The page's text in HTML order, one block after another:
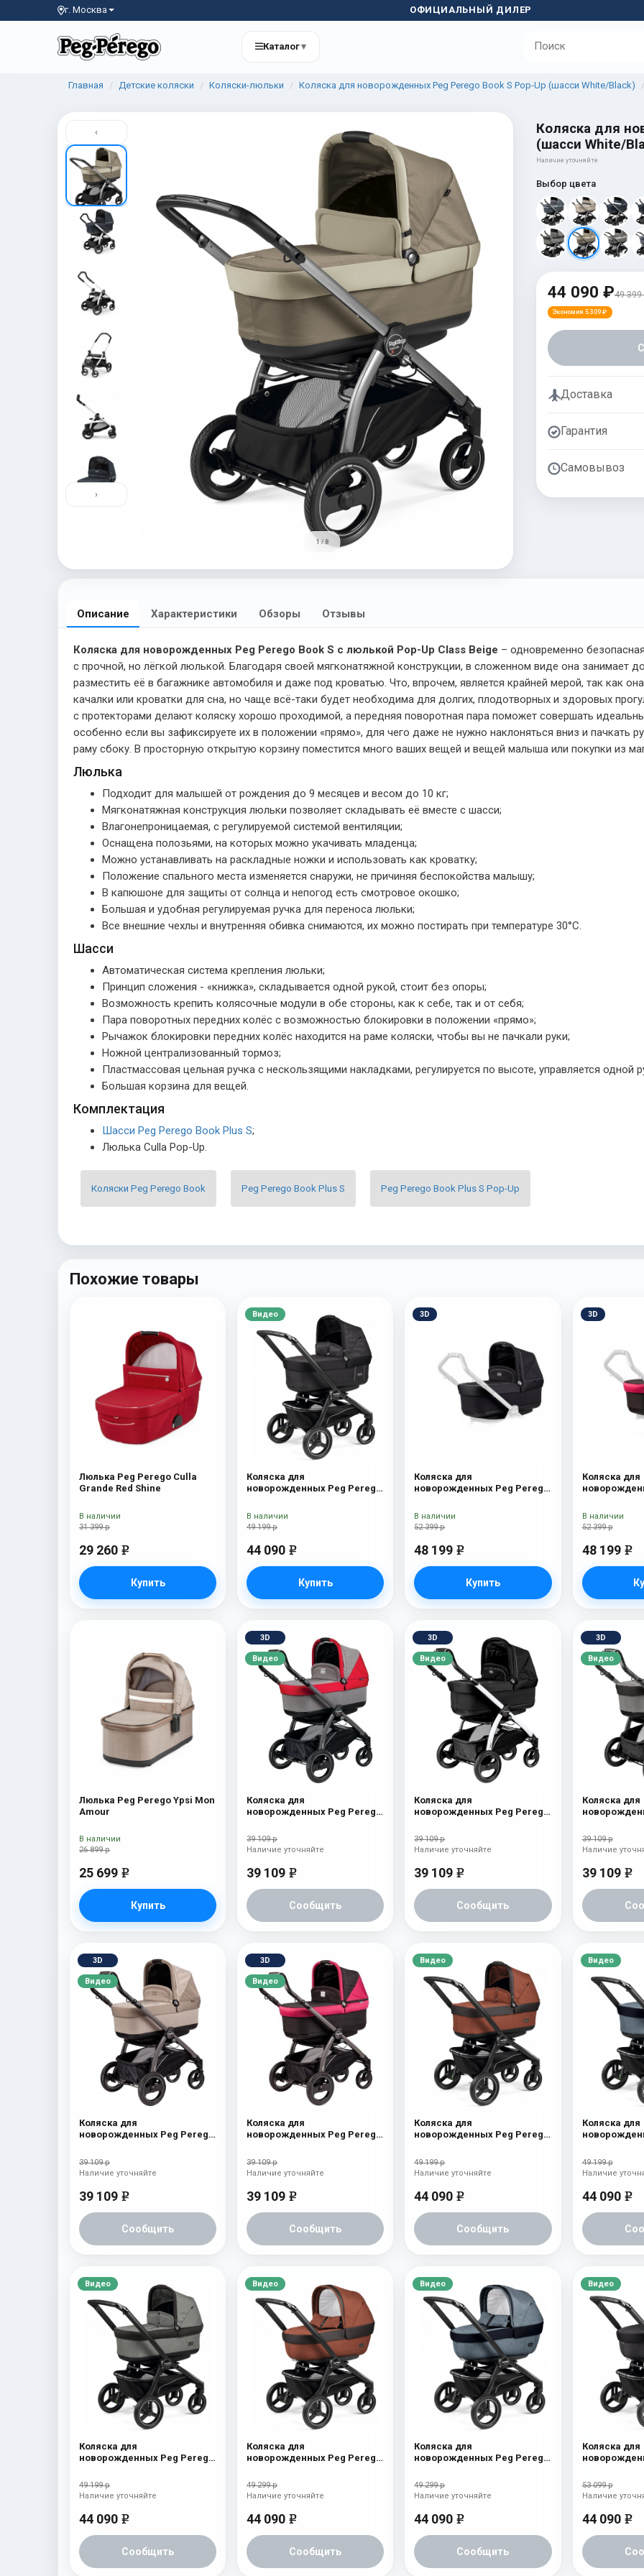
г. Москва ОФИЦИАЛЬНЫЙ ДИЛЕР
Каталог▾
Главная Детские коляски Коляски-люльки Коляска для новорожденных Peg Perego Book S Pop-Up (шасси White/Black)
‹
›
1 / 8
Коляска для
(шасси White/
Наличие уточняйте
Выбор цвета
44 090 ₽49 399
Экономия 5 309 ₽
Доставка
Гарантия
Самовывоз
Описание Характеристики Обзоры Отзывы
Коляска для новорожденных Peg Perego Book S с люлькой Pop-Up Class Beige – одновременно
с прочной, но лёгкой люлькой. Благодаря своей мягконатяжной конструкции, в сложенном виде она занимает
разместить её в багажнике автомобиля и даже под кроватью. Что, впрочем, является крайней мерой, так как
качалки или кроватки для сна, но чаще всё-таки будет необходима для долгих, плодотворных и здоровых
с протекторами делают коляску хорошо проходимой, а передняя поворотная пара поможет совершать
особенно если вы зафиксируете их в положении «прямо», для чего даже не нужно наклоняться вниз и пачкать
раму сбоку. В просторную открытую корзину поместится много ваших вещей и вещей малыша или покупки из
Люлька
Подходит для малышей от рождения до 9 месяцев и весом до 10 кг;
Мягконатяжная конструкция люльки позволяет складывать её вместе с шасси;
Влагонепроницаемая, с регулируемой системой вентиляции;
Оснащена полозьями, на которых можно укачивать младенца;
Можно устанавливать на раскладные ножки и использовать как кроватку;
Положение спального места изменяется снаружи, не причиняя беспокойства малышу;
В капюшоне для защиты от солнца и непогод есть смотровое окошко;
Большая и удобная регулируемая ручка для переноса люльки;
Все внешние чехлы и внутренняя обивка снимаются, их можно постирать при температуре 30°С.
Шасси
Автоматическая система крепления люльки;
Принцип сложения - «книжка», складывается одной рукой, стоит без опоры;
Возможность крепить колясочные модули в обе стороны, как к себе, так и от себя;
Пара поворотных передних колёс с возможностью блокировки в положении «прямо»;
Рычажок блокировки передних колёс находится на раме коляски, чтобы вы не пачкали руки;
Ножной централизованный тормоз;
Пластмассовая цельная ручка с нескользящими накладками, регулируется по высоте, управляется одной
Большая корзина для вещей.
Комплектация
Шасси Peg Perego Book Plus S;
Люлька Culla Pop-Up.
Коляски Peg Perego Book Peg Perego Book Plus S Peg Perego Book Plus S Pop-Up
Похожие товары
Люлька Peg Perego Culla
Grande Red Shine
31 399 р
29 260 e
Купить
В наличии
Видео
Коляска для
новорожденных Peg Perego
49 199 р
44 090 e
Купить
В наличии
3D
Коляска для
новорожденных Peg Perego
52 399 р
48 199 e
Купить
В наличии
3D
Коляска для
52 399 р
48 199 e
В наличии
Люлька Peg Perego Ypsi Mon
Amour
26 899 р
25 699 e
Купить
В наличии
3D
Видео
Коляска для
новорожденных Peg Perego
Tulip
39 109 р
39 109 e
Сообщить
Наличие уточняйте
3D
Видео
Коляска для
новорожденных Peg Perego
Onyx
39 109 р
39 109 e
Сообщить
Наличие уточняйте
3D
Видео
Коляска для
atmosphere
39 109 р
39 109 e
Наличие
3D
Видео
Коляска для
новорожденных Peg Perego
Cream
39 109 р
39 109 e
Сообщить
Наличие уточняйте
3D
Видео
Коляска для
новорожденных Peg Perego
Fleur
39 109 р
39 109 e
Сообщить
Наличие уточняйте
Видео
Коляска для
новорожденных Peg Perego
49 199 р
44 090 e
Сообщить
Наличие уточняйте
Видео
Коляска для
49 199 р
44 090 e
Наличие
Видео
Коляска для
новорожденных Peg Perego
49 199 р
44 090 e
Сообщить
Наличие уточняйте
Видео
Коляска для
новорожденных Peg Perego
49 299 р
44 090 e
Сообщить
Наличие уточняйте
Видео
Коляска для
новорожденных Peg Perego
49 299 р
44 090 e
Сообщить
Наличие уточняйте
Видео
Коляска для
53 099 р
44 090 e
Наличие